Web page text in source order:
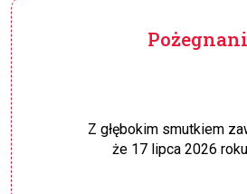
Z głębokim smutkiem
że 17 lipca 2026